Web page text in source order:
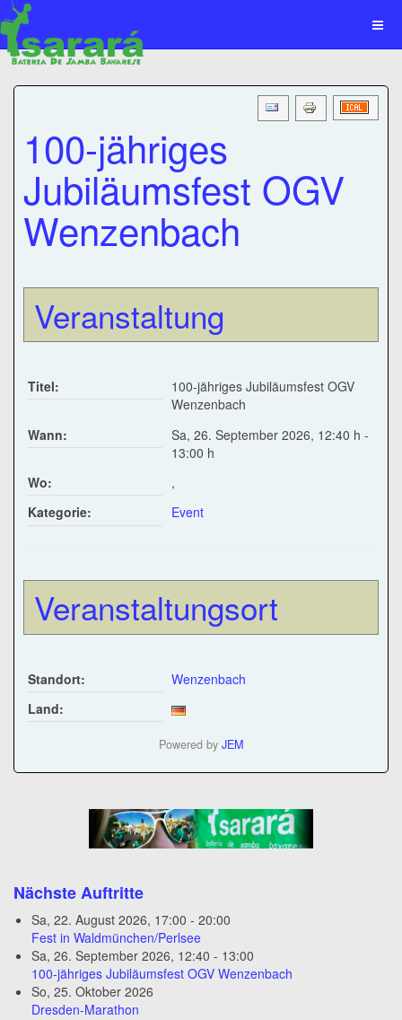
100-jähriges
Jubiläumsfest OGV
Wenzenbach
Veranstaltung
Titel:
100-jähriges Jubiläumsfest OGV
Wenzenbach
Wann:
Sa, 26. September 2026, 12:40 h -
13:00 h
Wo:
,
Kategorie:
Event
Veranstaltungsort
Standort:
Wenzenbach
Land:
Powered by JEM
Nächste Auftritte
Sa, 22. August 2026, 17:00 - 20:00
Fest in Waldmünchen/Perlsee
Sa, 26. September 2026, 12:40 - 13:00
100-jähriges Jubiläumsfest OGV Wenzenbach
So, 25. Oktober 2026
Dresden-Marathon